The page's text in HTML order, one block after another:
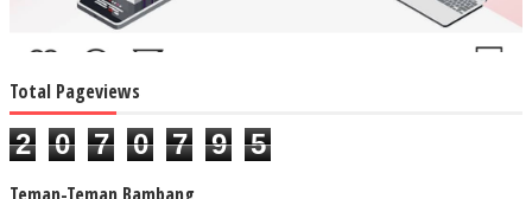
Total Pageviews
2 0 7 0 7 9 5
Teman-Teman Bambang